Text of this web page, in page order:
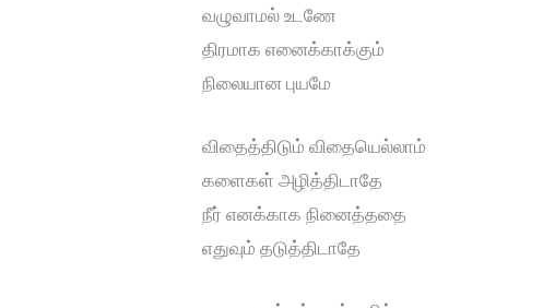
வழுவாமல் உடணே
திரமாக எனைக்காக்கும்
நிலையான புயமே
விதைத்திடும் விதையெல்லாம்
களைகள் அழித்திடாதே
நீர் எனக்காக நினைத்ததை
எதுவும் தடுத்திடாதே